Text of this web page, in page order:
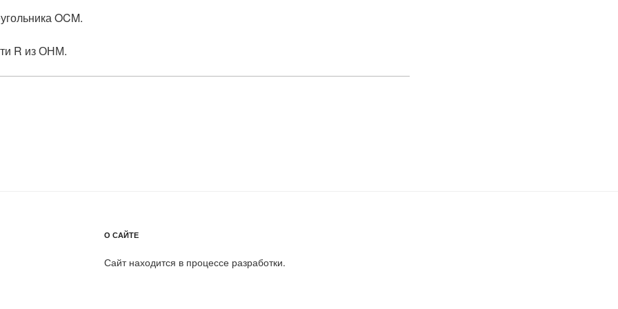
OCM.
R из ОНМ.
О САЙТЕ
Сайт находится в процессе разработки.